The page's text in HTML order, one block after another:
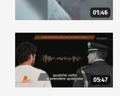
01:46
05:47